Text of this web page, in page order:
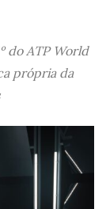
do ATP World
própria da